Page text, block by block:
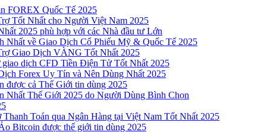
FOREX Quốc Tế 2025
Tốt Nhất cho Người Việt Nam 2025
2025 phù hợp với các Nhà đầu tư Lớn
Nhất về Giao Dịch Cổ Phiếu Mỹ & Quốc Tế 2025
Giao Dịch VÀNG Tốt Nhất 2025
giao dịch CFD Tiền Điện Tử Tốt Nhất 2025
Forex Uy Tín và Nên Dùng Nhất 2025
được cả Thế Giới tin dùng 2025
Nhất Thế Giới 2025 do Người Dùng Bình Chọn
Toán qua Ngân Hàng tại Việt Nam Tốt Nhất 2025
Bitcoin được thế giới tin dùng 2025